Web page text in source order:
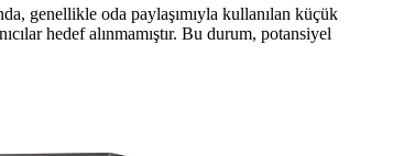
genellikle oda paylaşımıyla kullanılan küçük
hedef alınmamıştır. Bu durum, potansiyel